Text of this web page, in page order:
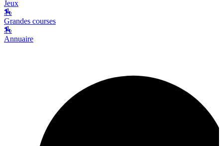
Jeux
🏇
Grandes courses
🏇
Annuaire